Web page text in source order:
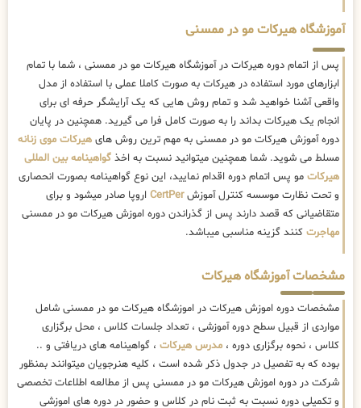
آموزشگاه هیرکات مو در ممسنی
پس از اتمام دوره هیرکات در آموزشگاه هیرکات مو در ممسنی ، شما با تمام
ابزارهای مورد استفاده در هیرکات به صورت کاملا عملی با استفاده از مدل
واقعی آشنا خواهید شد و تمام روش هایی که یک آرایشگر حرفه ای برای
انجام یک هیرکات بداند را به صورت کامل فرا می گیرید. همچنین در پایان
دوره آموزش هیرکات مو در ممسنی به مهم ترین روش های هیرکات موی زنانه
مسلط می شوید. شما همچنین میتوانید نسبت به اخذ گواهینامه بین المللی
هیرکات مو پس اتمام دوره اقدام نمایید، این نوع گواهینامه بصورت انحصاری
و تحت نظارت موسسه کنترل آموزشCertPer اروپا صادر میشود و برای
متقاضیانی که قصد دارند پس از گذراندن دوره اموزش هیرکات مو در ممسنی
مهاجرت کنند گزینه مناسبی میباشد.
مشخصات آموزشگاه هیرکات
مشخصات دوره اموزش هیرکات در اموزشگاه هیرکات مو در ممسنی شامل
مواردی از قبیل سطح دوره آموزشی ، تعداد جلسات کلاس ، محل برگزاری
کلاس ، نحوه برگزاری دوره ، مدرس هیرکات ، گواهینامه های دریافتی و ..
بوده که به تفصیل در جدول ذکر شده است ، کلیه هنرجویان میتوانند بمنظور
شرکت در دوره اموزش هیرکات مو در ممسنی پس از مطالعه اطلاعات تخصصی
و تکمیلی دوره نسبت به ثبت نام در کلاس و حضور در دوره های اموزشی